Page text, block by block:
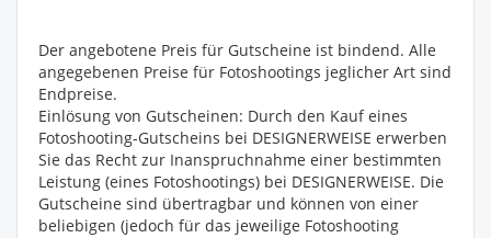
Der angebotene Preis für Gutscheine ist bindend. Alle
angegebenen Preise für Fotoshootings jeglicher Art sind
Endpreise.
Einlösung von Gutscheinen: Durch den Kauf eines
Fotoshooting-Gutscheins bei DESIGNERWEISE erwerben
Sie das Recht zur Inanspruchnahme einer bestimmten
Leistung (eines Fotoshootings) bei DESIGNERWEISE. Die
Gutscheine sind übertragbar und können von einer
beliebigen (jedoch für das jeweilige Fotoshooting